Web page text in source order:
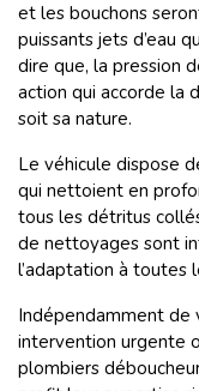
et les bouchons
puissants jets d’eau
dire que, la pression
action qui accorde la
soit sa nature.
Le véhicule dispose
qui nettoient en
tous les détritus
de nettoyages sont
l’adaptation à toutes
Indépendamment de
intervention urgente
plombiers